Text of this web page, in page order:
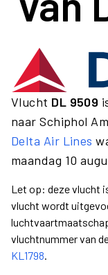
Vlucht DL 9509
naar Schiphol
Delta Air Lines
maandag 10
Let op: deze vlucht
vlucht wordt
vluchtnummer van
KL1798.